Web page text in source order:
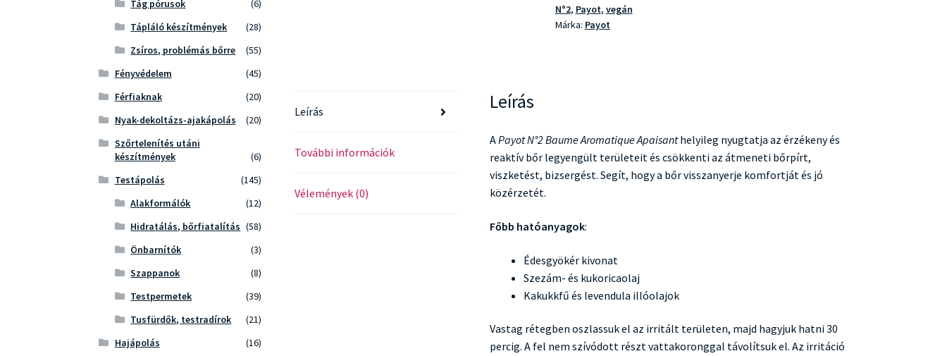
N°2, Payot, vegán
Márka: Payot
Leírás
További információk
Vélemények (0)
Leírás
APayot N°2 Baume Aromatique Apaisanthelyileg nyugtatja az érzékeny és
reaktív bőr legyengült területeit és csökkenti az átmeneti bőrpírt,
viszketést, bizsergést. Segít, hogy a bőr visszanyerje komfortját és jó
közérzetét.
Főbb hatóanyagok:
Édesgyökér kivonat
Szezám- és kukoricaolaj
Kakukkfű és levendula illóolajok
Vastag rétegben oszlassuk el az irritált területen, majd hagyjuk hatni 30
percig. A fel nem szívódott részt vattakoronggal távolítsuk el. Az irritáció
Tág pórusok
(6)
Tápláló készítmények
(28)
Zsíros, problémás bőrre
(55)
Fényvédelem
(45)
Férfiaknak
(20)
Nyak-dekoltázs-ajakápolás
(20)
Szőrtelenítés utáni
készítmények
(6)
Testápolás
(145)
Alakformálók
(12)
Hidratálás, bőrfiatalítás (58)
Önbarnítók
(3)
Szappanok
(8)
Testpermetek
(39)
Tusfürdők, testradírok
(21)
Hajápolás
(16)